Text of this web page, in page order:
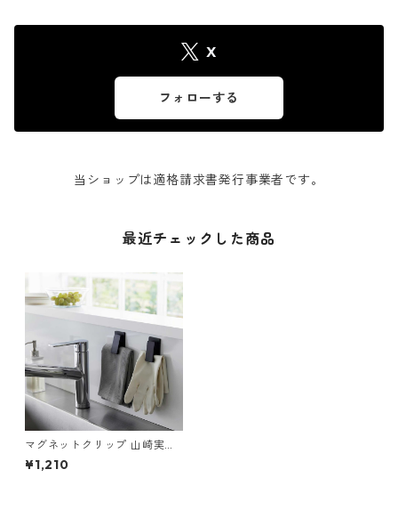
X
フォローする
当ショップは適格請求書発行事業者です。
最近チェックした商品
マグネットクリップ 山崎実業
tower タワー マグネットクリ
ップ 2個組 ブラック
¥1,210